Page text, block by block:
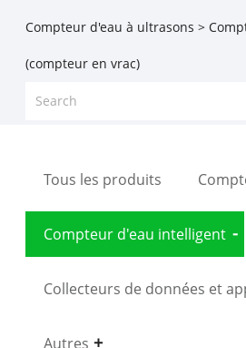
Compteur d'eau à ultrasons >
(compteur en vrac)
Tous les produits
Compteur d'eau intelligent
Collecteurs de données et
Autres